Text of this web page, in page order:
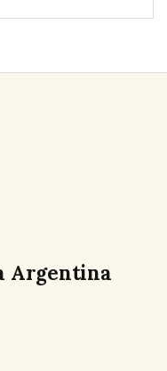
Argentina